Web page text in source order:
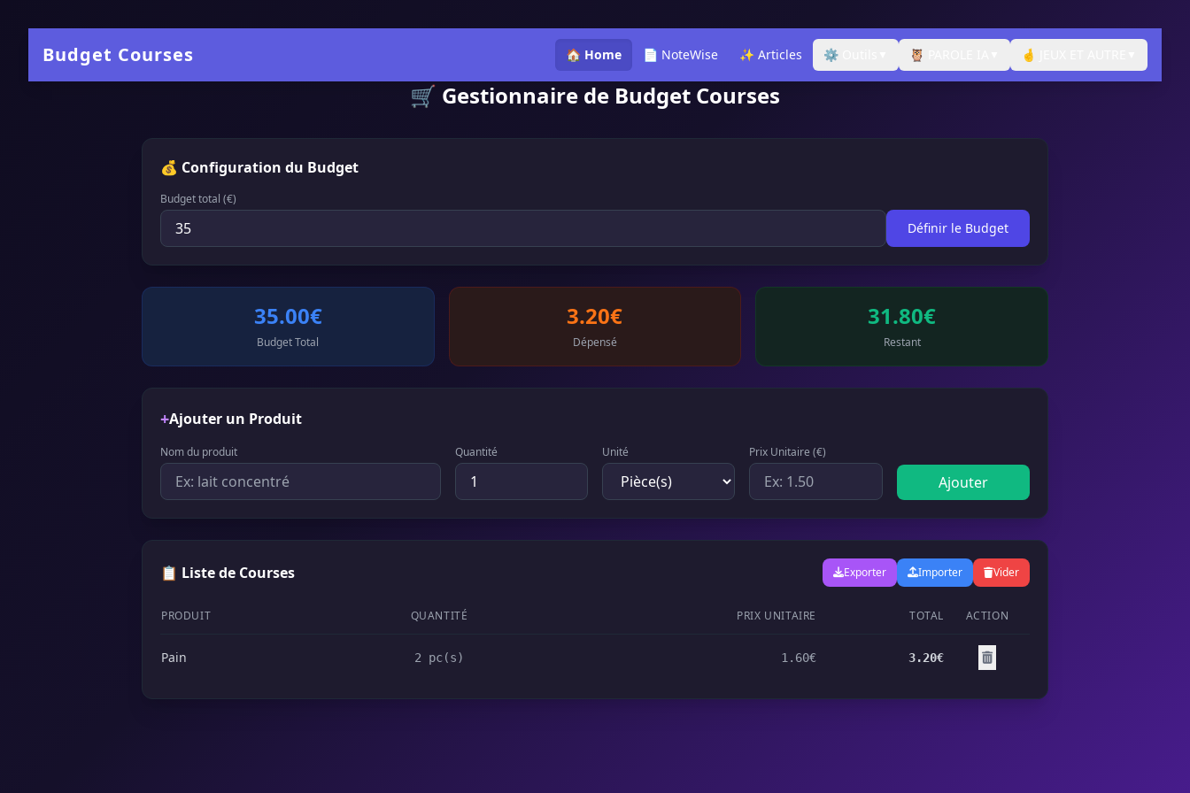
Budget Courses 🏠 Home 📄 NoteWise ✨ Articles ⚙️ Outils 🦉 PAROLE IA 🤞 JEUX ET AUTRE
🛒 Gestionnaire de Budget Courses
💰 Configuration du Budget
Budget total (€)
Définir le Budget
35.00€
Budget Total
3.20€
Dépensé
31.80€
Restant
+Ajouter un Produit
Nom du produit Quantité Unité Prix Unitaire (€)
Ajouter
📋 Liste de Courses Exporter Importer Vider
PRODUIT QUANTITÉ PRIX UNITAIRE TOTAL ACTION
Pain 2 pc(s) 1.60€ 3.20€